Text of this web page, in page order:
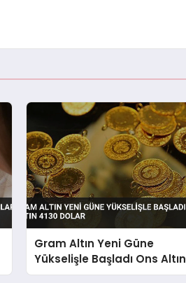
Gram Altın Yeni Güne
Yükselişle Başladı Ons Altın
4130 Dolar